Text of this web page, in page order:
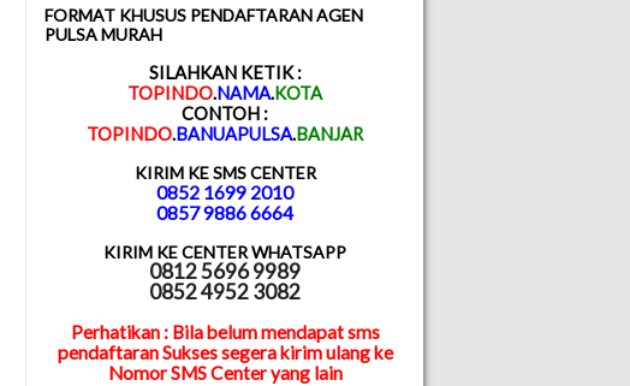
FORMAT KHUSUS PENDAFTARAN AGEN
PULSA MURAH
SILAHKAN KETIK :
TOPINDO.NAMA.KOTA
CONTOH :
TOPINDO.BANUAPULSA.BANJAR
KIRIM KE SMS CENTER
0852 1699 2010
0857 9886 6664
KIRIM KE CENTER WHATSAPP
0812 5696 9989
0852 4952 3082
Perhatikan : Bila belum mendapat sms
pendaftaran Sukses segera kirim ulang ke
Nomor SMS Center yang lain